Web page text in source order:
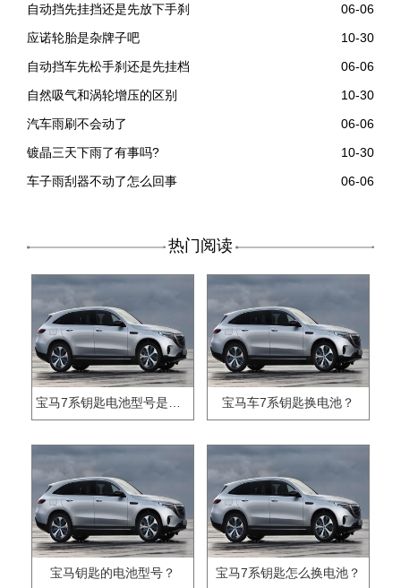
自动挡先挂挡还是先放下手刹
06-06
应诺轮胎是杂牌子吧
10-30
自动挡车先松手刹还是先挂档
06-06
自然吸气和涡轮增压的区别
10-30
汽车雨刷不会动了
06-06
镀晶三天下雨了有事吗?
10-30
车子雨刮器不动了怎么回事
06-06
热门阅读
宝马车7系钥匙换电池？
宝马钥匙的电池型号？ 宝马7系钥匙怎么换电池？